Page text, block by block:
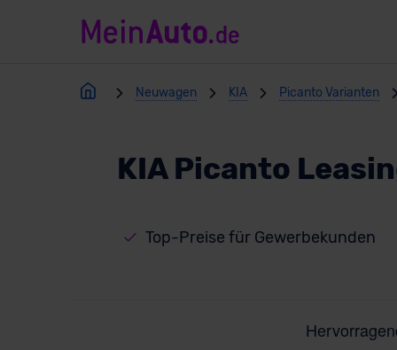
Neuwagen KIA Picanto Varianten
KIA Picanto
Top-Preise für Gewerbekunden